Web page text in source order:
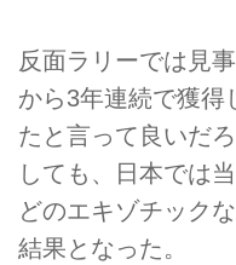
反面ラリーでは見
から3年連続で獲得
たと言って良いだ
しても、日本では
どのエキゾチック
結果となった。